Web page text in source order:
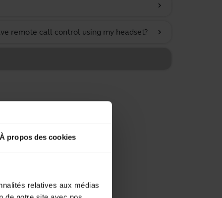
À propos des cookies
relatives aux médias
chevron_right
remote call control using my headset? chevron_right